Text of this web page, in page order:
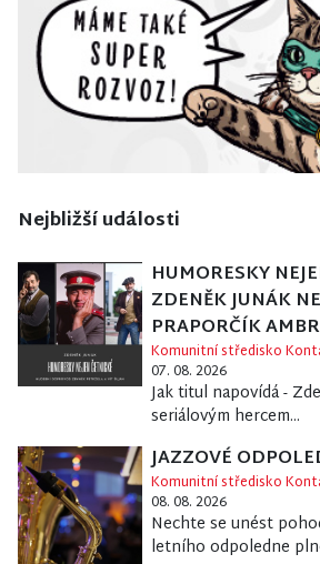
Nejbližší události
HUMORESKY
ZDENĚK JUNÁK
PRAPORČÍK
Komunitní středisko
07. 08. 2026
Jak titul napovídá -
seriálovým hercem...
JAZZOVÉ
Komunitní středisko
08. 08. 2026
Nechte se unést
letního odpoledne